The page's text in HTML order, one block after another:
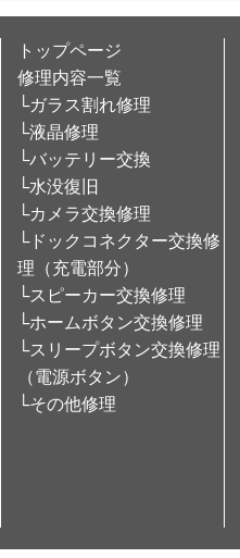
トップページ
修理内容一覧
└ガラス割れ修理
└液晶修理
└バッテリー交換
└水没復旧
└カメラ交換修理
└ドックコネクター交換修
理（充電部分）
└スピーカー交換修理
└ホームボタン交換修理
└スリープボタン交換修理
（電源ボタン）
└その他修理